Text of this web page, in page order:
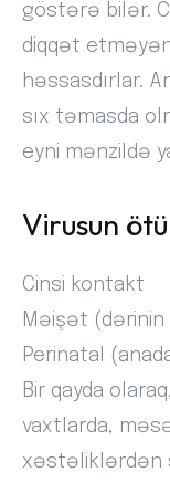
göstərə bilər.
diqqət
həssasdırlar.
sıx təmasda
eyni mənzildə
Virusun
Cinsi kontakt
Məişət (dərinin
Perinatal
Bir qayda
vaxtlarda,
xəstəliklərdən